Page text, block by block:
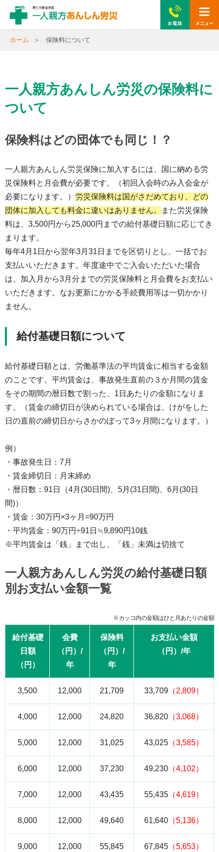
ホーム 保険料について
一人親方あんしん労災の保険料に
ついて
保険料はどの団体でも同じ！？
一人親方あんしん労災保険に加入するには、国に納める労
災保険料と月会費が必要です。（初回入会時のみ入会金が
必要になります。） 労災保険料は国がさだめており、どの
団体に加入しても料金に違いはありません。
また労災保険
料は、3,500円から25,000円までの給付基礎日額に応じてき
まります。
毎年4月1日から翌年3月31日までを区切りとし、一括でお
支払いいただきます。年度途中でご入会いただいた場合
は、加入月から3月分までの労災保険料と月会費をお支払い
いただきます。なお更新にかかる手続費用等は一切かかり
ません。
給付基礎日額について
給付基礎日額とは、労働基準法の平均賃金に相当する金額
のことです。平均賃金は、事故発生直前の３か月間の賃金
をその期間の暦日数で割った、1日あたりの金額になりま
す。（賃金の締切日が決められている場合は、けがをした
日の直前の締切日からさかのぼって3ヶ月間になります。）
例）
・事故発生日：7月
・賃金締切日：月末締め
・暦日数：91日（4月(30日間)、5月(31日間)、6月(30日
間)）
・賃金：30万円×3ヶ月=90万円
・平均賃金：90万円÷91日≒9,890円10銭
※平均賃金は「銭」まで出し、「銭」未満は切捨て
一人親方あんしん労災の給付基礎日額
別お支払い金額一覧
※カッコ内の金額はひと月あたりの金額
給付基礎
日額
（円）
会費
（円）/
年
保険料
（円）/
年
お支払い金額
（円）/年
3,500 12,000 21,709 33,709 （2,809）
4,000 12,000 24,820 36,820 （3,068）
5,000 12,000 31,025 43,025 （3,585）
6,000 12,000 37,230 49,230 （4,102）
7,000 12,000 43,435 55,435 （4,619）
8,000 12,000 49,640 61,640 （5,136）
9,000 12,000 55,845 67,845 （5,653）